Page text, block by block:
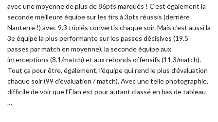
avec une moyenne de plus de 86pts marqués ! C’est également la
seconde meilleure équipe sur les tirs à 3pts réussis (derrière
Nanterre !) avec 9.3 triplés convertis chaque soir. Mais c’est aussi la
3e équipe la plus performante sur les passes décisives (19.5
passes par match en moyenne), la seconde équipe aux
interceptions (8.1/match) et aux rebonds offensifs (11.3/match).
Tout ça pour être, également, l’équipe qui rend le plus d’évaluation
chaque soir (99 d’évaluation / match). Avec une telle photographie,
difficile de voir que l’Elan est pour autant classé en bas de tableau
…